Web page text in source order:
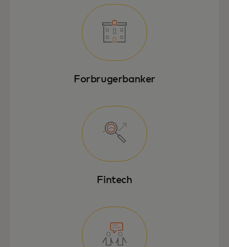
Forbrugerbanker
Fintech